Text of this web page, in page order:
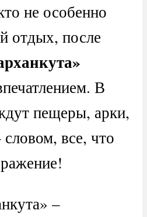
не особенно
отдых, после
В
пещеры, арки,
все, что
–